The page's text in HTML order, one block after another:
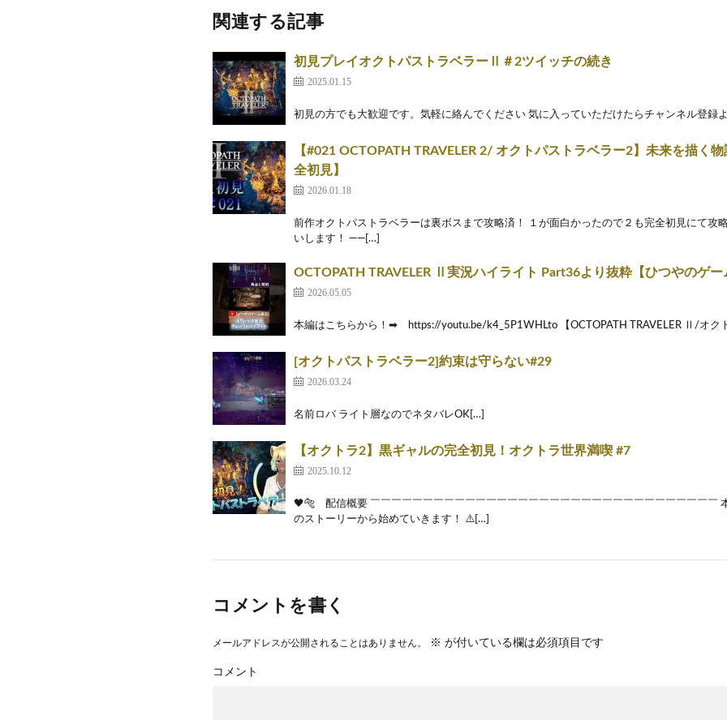
関連する記事
初見プレイオクトパストラベラーⅡ＃2ツイッチの続き
2025.01.15
初見の方でも大歓迎です。気軽に絡んでください 気に入っていただけたらチャンネル登録
【#021 OCTOPATH TRAVELER 2/ オクトパストラベラー2】未来を描く
全初見】
2026.01.18
前作オクトパストラベラーは裏ボスまで攻略済！ １が面白かったので２も完全初見にて攻
いします！ ——[…]
OCTOPATH TRAVELER Ⅱ実況ハイライト Part36より抜粋【ひつやのゲ
2026.05.05
本編はこちらから！➡ https://youtu.be/k4_5P1WHLto 【OCTOPATH TRAVELER Ⅱ/オク
[オクトパストラベラー2]約束は守らない#29
2026.03.24
名前ロバ ライト層なのでネタバレOK[…]
【オクトラ2】黒ギャルの完全初見！オクトラ世界満喫 #7
2025.10.12
🖤🐅 配信概要 ￣￣￣￣￣￣￣￣￣￣￣￣￣￣￣￣￣￣￣￣￣￣￣￣￣￣￣￣￣￣￣￣￣
のストーリーから始めていきます！ ⚠️[…]
コメントを書く
メールアドレスが公開されることはありません。 ※ が付いている欄は必須項目です
コメント